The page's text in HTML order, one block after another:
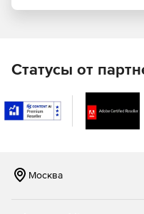
Поиск и фильтрация
SolarWinds VoIP and
предоставляет
отображения
производительности
Статусы от
Москва